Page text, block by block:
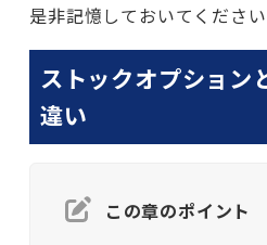
是非記憶しておいてください
ストックオプション
違い
この章のポイント